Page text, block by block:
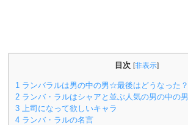
目次 [非表示]
1 ランバラルは男の中の男☆最後はどうなった？
2 ランバ・ラルはシャアと並ぶ人気の男の中の男
3 上司になって欲しいキャラ
4 ランバ・ラルの名言